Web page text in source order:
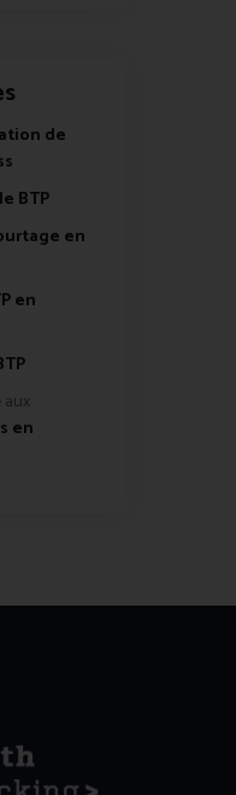
de
BTP
en
en
aux
en